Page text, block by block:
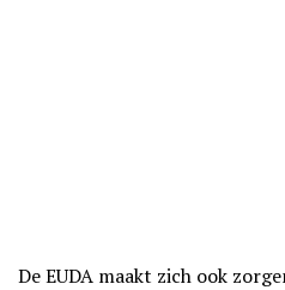
De EUDA maakt zich ook